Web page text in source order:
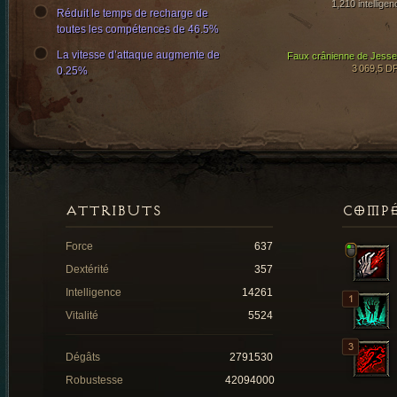
1,210
Faux crânienne de
3 069,5
Réduit le temps de recharge de
toutes les compétences de 46.5%
La vitesse d’attaque augmente de
0.25%
ATTRIBUTS
Force
637
Dextérité
357
Intelligence
14261
Vitalité
5524
Dégâts
2791530
Robustesse
42094000